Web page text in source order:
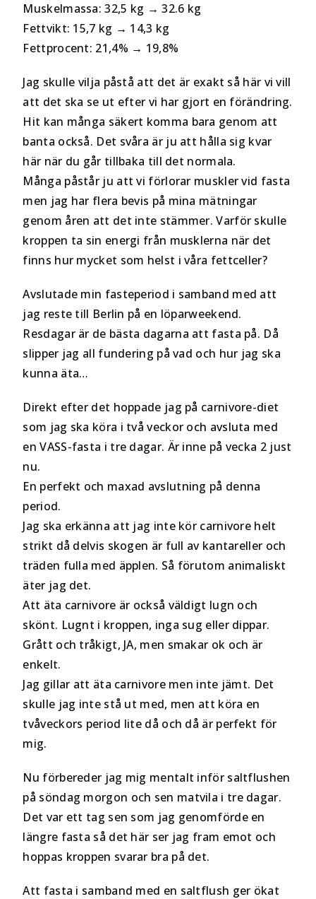
Muskelmassa: 32,5 kg → 32.6 kg
Fettvikt: 15,7 kg → 14,3 kg
Fettprocent: 21,4% → 19,8%
Jag skulle vilja påstå att det är exakt så här vi vill
att det ska se ut efter vi har gjort en förändring.
Hit kan många säkert komma bara genom att
banta också. Det svåra är ju att hålla sig kvar
här när du går tillbaka till det normala.
Många påstår ju att vi förlorar muskler vid fasta
men jag har flera bevis på mina mätningar
genom åren att det inte stämmer. Varför skulle
kroppen ta sin energi från musklerna när det
finns hur mycket som helst i våra fettceller?
Avslutade min fasteperiod i samband med att
jag reste till Berlin på en löparweekend.
Resdagar är de bästa dagarna att fasta på. Då
slipper jag all fundering på vad och hur jag ska
kunna äta…
Direkt efter det hoppade jag på carnivore-diet
som jag ska köra i två veckor och avsluta med
en VASS-fasta i tre dagar. Är inne på vecka 2 just
nu.
En perfekt och maxad avslutning på denna
period.
Jag ska erkänna att jag inte kör carnivore helt
strikt då delvis skogen är full av kantareller och
träden fulla med äpplen. Så förutom animaliskt
äter jag det.
Att äta carnivore är också väldigt lugn och
skönt. Lugnt i kroppen, inga sug eller dippar.
Grått och tråkigt, JA, men smakar ok och är
enkelt.
Jag gillar att äta carnivore men inte jämt. Det
skulle jag inte stå ut med, men att köra en
tvåveckors period lite då och då är perfekt för
mig.
Nu förbereder jag mig mentalt inför saltflushen
på söndag morgon och sen matvila i tre dagar.
Det var ett tag sen som jag genomförde en
längre fasta så det här ser jag fram emot och
hoppas kroppen svarar bra på det.
Att fasta i samband med en saltflush ger ökat